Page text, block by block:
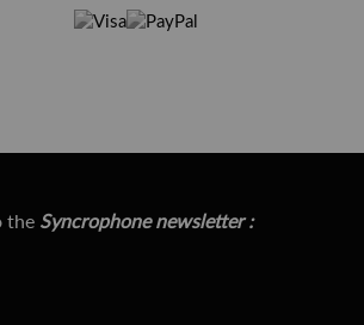
the Syncrophone newsletter :